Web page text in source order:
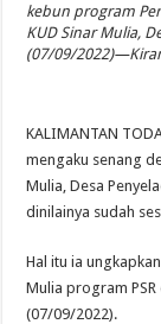
kebun program
KUD Sinar Mulia,
(07/09/
KALIMANTAN
mengaku senang
Mulia, Desa
dinilainya sudah
Hal itu ia
Mulia program PSR
(07/09/2022).